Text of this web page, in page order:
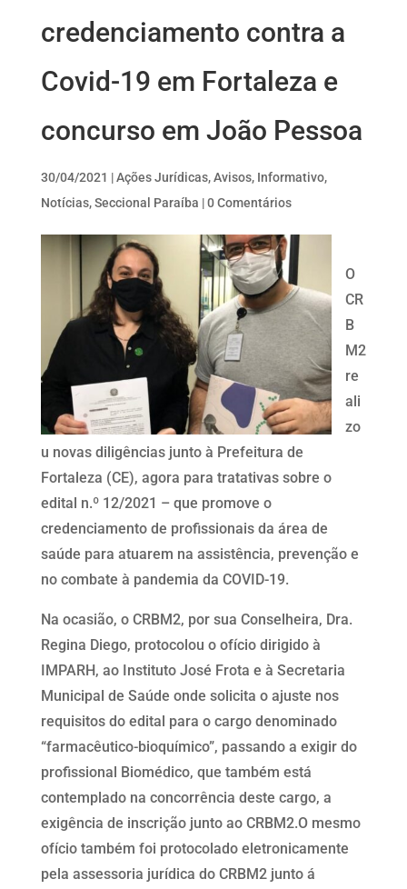
credenciamento contra a
Covid-19 em Fortaleza e
concurso em João Pessoa
30/04/2021 |Ações Jurídicas,Avisos, Informativo,
Notícias,Seccional Paraíba |0 Comentários
O
CR
B
M2
re
ali
zo
u novas diligências junto à Prefeitura de
Fortaleza (CE), agora para tratativas sobre o
edital n.º 12/2021 – que promove o
credenciamento de profissionais da área de
saúde para atuarem na assistência, prevenção e
no combate à pandemia da COVID-19.
Na ocasião, o CRBM2, por sua Conselheira, Dra.
Regina Diego, protocolou o ofício dirigido à
IMPARH, ao Instituto José Frota e à Secretaria
Municipal de Saúde onde solicita o ajuste nos
requisitos do edital para o cargo denominado
“farmacêutico-bioquímico”, passando a exigir do
profissional Biomédico, que também está
contemplado na concorrência deste cargo, a
exigência de inscrição junto ao CRBM2.O mesmo
ofício também foi protocolado eletronicamente
pela assessoria jurídica do CRBM2 junto á